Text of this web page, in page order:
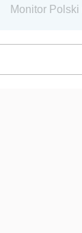
Monitor Polski